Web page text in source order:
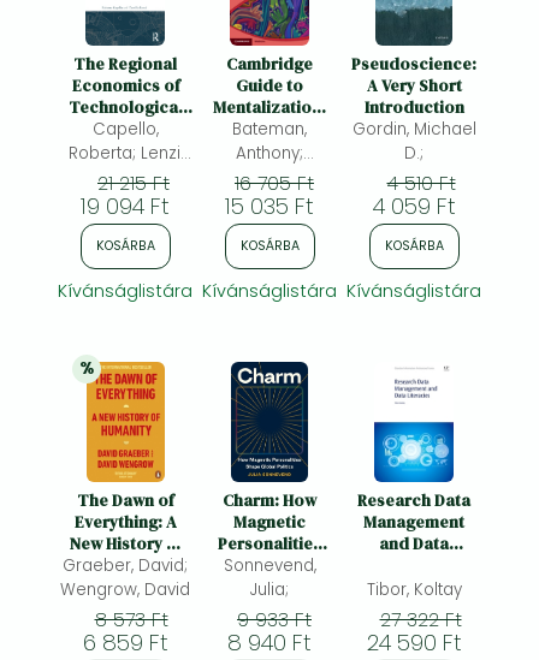
The Regional
Economics of
Technological
Transformations:
Industry 4.0 and
Servitisation in
European
Regions
Capello,
Roberta; Lenzi,
Camilla;
21 215 Ft
19 094 Ft
KOSÁRBA
Kívánságlistára
Cambridge
Guide to
Mentalization-
Based
Treatment
(MBT)
Bateman,
Anthony;
Fonagy, Peter;
Campbell,
Chloe;
16 705 Ft
15 035 Ft
KOSÁRBA
Kívánságlistára
Pseudoscience:
A Very Short
Introduction
Gordin, Michael
D.;
4 510 Ft
4 059 Ft
KOSÁRBA
Kívánságlistára
20%
% kedvezmény
The Dawn of
Everything: A
New History of
Humanity
Graeber, David;
Wengrow, David
8 573 Ft
6 859 Ft
Charm: How
Magnetic
Personalities
Shape Global
Politics
Sonnevend,
Julia;
9 933 Ft
8 940 Ft
Research Data
Management
and Data
Tibor, Koltay
27 322 Ft
24 590 Ft